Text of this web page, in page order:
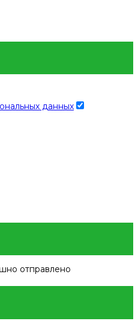
данных
отправлено